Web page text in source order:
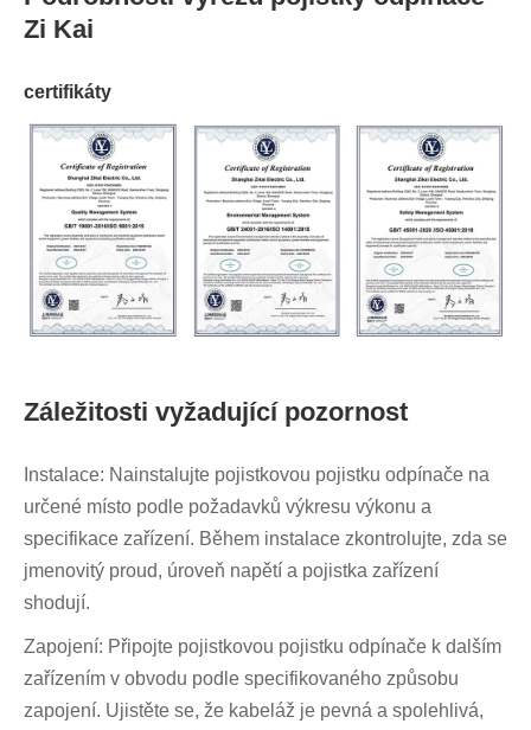
Zi Kai
certifikáty
Záležitosti vyžadující pozornost
Instalace: Nainstalujte pojistkovou pojistku odpínače na
určené místo podle požadavků výkresu výkonu a
specifikace zařízení. Během instalace zkontrolujte, zda se
jmenovitý proud, úroveň napětí a pojistka zařízení
shodují.
Zapojení: Připojte pojistkovou pojistku odpínače k ​​dalším
zařízením v obvodu podle specifikovaného způsobu
zapojení. Ujistěte se, že kabeláž je pevná a spolehlivá,